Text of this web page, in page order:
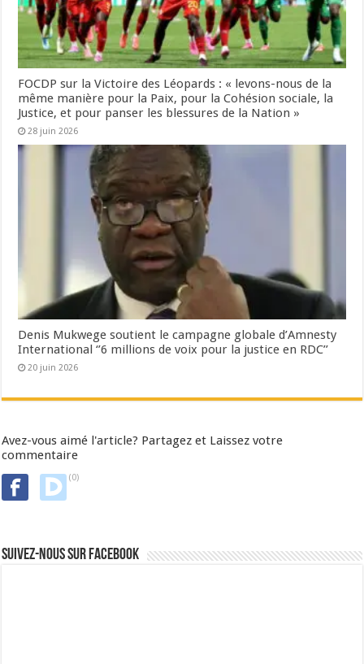
FOCDP sur la Victoire des Léopards : « levons-nous de la
même manière pour la Paix, pour la Cohésion sociale, la
Justice, et pour panser les blessures de la Nation »
28 juin 2026
Denis Mukwege soutient le campagne globale d’Amnesty
International ‘’6 millions de voix pour la justice en RDC’’
20 juin 2026
Avez-vous aimé l'article? Partagez et Laissez votre
commentaire
(0)
Suivez-nous sur Facebook